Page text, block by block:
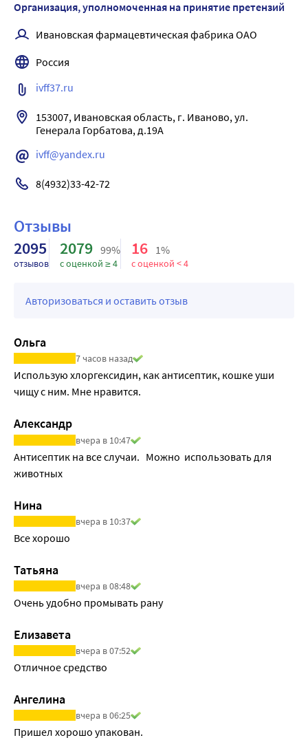
используя молоко, сырое яйцо, желатин). При
Организация, уполномоченная на принятие претензий
Ивановская фармацевтическая фабрика ОАО
Россия
ivff37.ru
153007, Ивановская область, г. Иваново, ул.
ivff@yandex.ru
8(4932)33-42-72
Отзывы
2095
отзывов
2079 99%
с оценкой ≥ 4
16 1%
с оценкой < 4
Авторизоваться и оставить отзыв
Ольга
7 часов назад
Использую хлоргексидин, как антисептик, кошке уши
чищу с ним. Мне нравится.
Александр
вчера в 10:47
Антисептик на все случаи.   Можно  использовать для
животных
Нина
вчера в 10:37
Все хорошо
Татьяна
вчера в 08:48
Очень удобно промывать рану
Елизавета
вчера в 07:52
Отличное средство
Ангелина
вчера в 06:25
Пришел хорошо упакован.